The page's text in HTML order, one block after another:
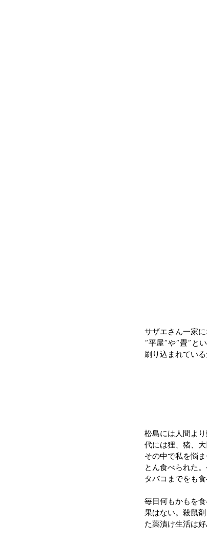
サザエさん一家
“平屋”や“畳”と
刷り込まれてい
松島には人間よ
代には狸、猪、
その中で私を悩
とん食べられた
タバコまでをも食
毎日何もかもを
果はない。殺鼠
た薬漬け生活は好